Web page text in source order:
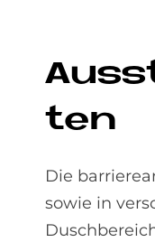
ten
Die
sowie in